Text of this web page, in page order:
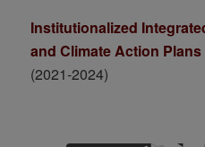
Institutionalized
and Climate Action Plans
(2021-2024)